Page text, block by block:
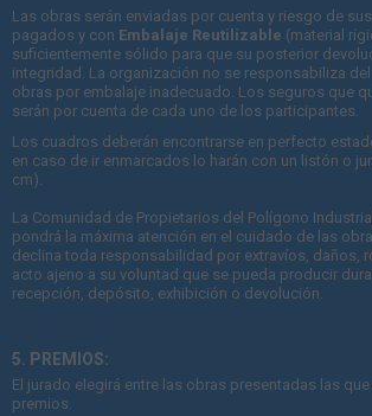
Las obras serán enviadas por cuenta y riesgo de
pagados y con Embalaje Reutilizable (material
suficientemente sólido para que su posterior
integridad. La organización no se responsabiliza
obras por embalaje inadecuado. Los seguros que
serán por cuenta de cada uno de los participantes.
Los cuadros deberán encontrarse en perfecto
en caso de ir enmarcados lo harán con un listón o
cm).
La Comunidad de Propietarios del Polígono
pondrá la máxima atención en el cuidado de las
declina toda responsabilidad por extravíos, daños,
acto ajeno a su voluntad que se pueda producir
recepción, depósito, exhibición o devolución.
5. PREMIOS:
El jurado elegirá entre las obras presentadas las
premios.